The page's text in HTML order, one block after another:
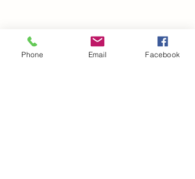
Phone Email Facebook